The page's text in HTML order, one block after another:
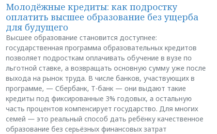
Молодёжные кредиты: как подростку
оплатить высшее образование без ущерба
для будущего
Высшее образование становится доступнее:
государственная программа образовательных кредитов
позволяет подросткам оплачивать обучение в вузе по
льготной ставке, а возвращать основную сумму уже после
выхода на рынок труда. В числе банков, участвующих в
программе, — Сбербанк, Т-банк — они выдают такие
кредиты под фиксированные 3% годовых, а остальную
часть процентов компенсирует государство. Для многих
семей — это реальный способ дать ребёнку качественное
образование без серьёзных финансовых затрат